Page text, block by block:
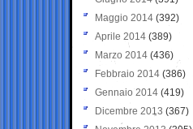
Maggio 2014 (392)
Aprile 2014 (389)
Marzo 2014 (436)
Febbraio 2014 (386)
Gennaio 2014 (419)
Dicembre 2013 (367)